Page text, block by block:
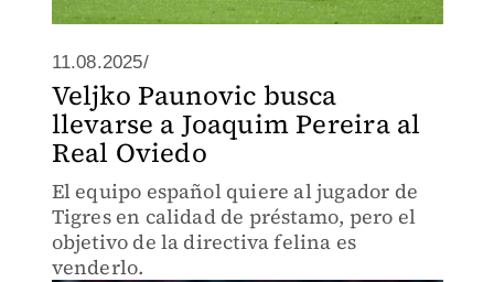
11.08.2025/
Veljko Paunovic busca
llevarse a Joaquim Pereira al
Real Oviedo
El equipo español quiere al jugador de
Tigres en calidad de préstamo, pero el
objetivo de la directiva felina es
venderlo.